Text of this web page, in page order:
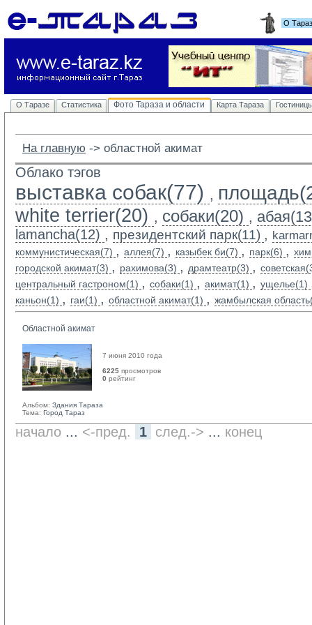
О
О Таразе Статистика Фото Тараза и области Карта Тараза
На главную -> областной акимат
Облако тэгов
выставка собак(77) ,
white terrier(20) , собаки(20) ,
lamancha(12) , президентский парк(11) ,
коммунистическая(7) , аллея(7) , казыбек би(7) , парк(6) ,
городской акимат(3) , рахимова(3) , драмтеатр(3) ,
центральный гастроном(1) , собаки(1) , акимат(1) , ущелье(1)
каньон(1) , гаи(1) , областной акимат(1) , жамбылская
Областной акимат
7 июня 2010 года
6225 просмотров
0 рейтинг
Альбом: Здания Тараза
Тема: Город Тараз
начало ... <-пред. 1 след.-> ... конец